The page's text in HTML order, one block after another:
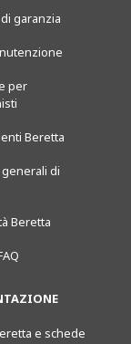
garanzia
per
Beretta
di
Beretta
e schede